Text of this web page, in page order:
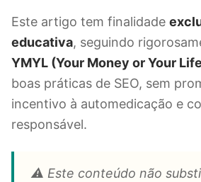
Este artigo tem finalidade
educativa, seguindo
YMYL (Your Money or Your
boas práticas de SEO, sem
incentivo à automedicação e
responsável.
⚠️ Este conteúdo não